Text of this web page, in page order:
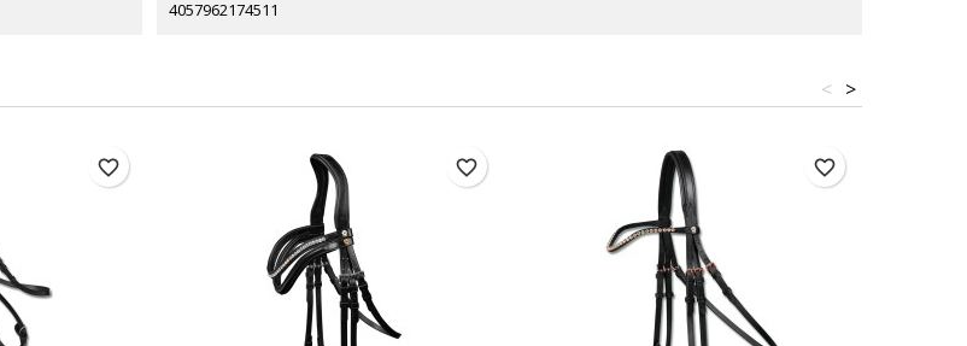
4057962174511
>
<
favorite_border favorite_border favorite_border